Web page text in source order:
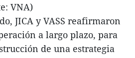
VNA)
JICA y VASS reafirmaron
a largo plazo, para
de una estrategia